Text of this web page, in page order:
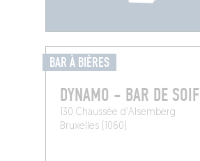
BAR À BIÈRES
DYNAMO - BAR DE SOIF
130 Chaussée d'Alsemberg
Bruxelles (1060)